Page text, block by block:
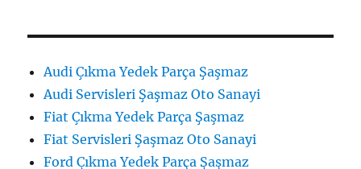
Audi Çıkma Yedek Parça Şaşmaz
Audi Servisleri Şaşmaz Oto Sanayi
Fiat Çıkma Yedek Parça Şaşmaz
Fiat Servisleri Şaşmaz Oto Sanayi
Ford Çıkma Yedek Parça Şaşmaz